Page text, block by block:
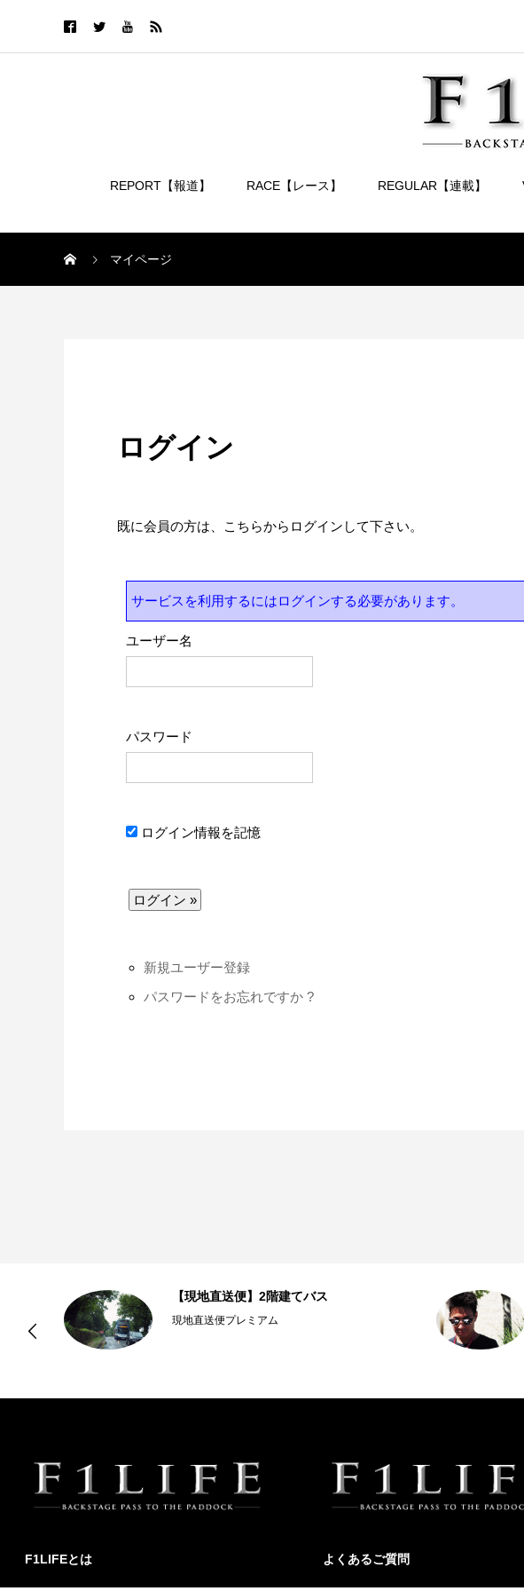
REPORT【報道】 RACE【レース】 REGULAR【連載】
マイページ
ログイン
既に会員の方は、こちらからログインして下さい。
サービスを利用するにはログインする必要があります。
ユーザー名
パスワード
ログイン情報を記憶
新規ユーザー登録
パスワードをお忘れですか ?
【現地直送便】2階建てバス
現地直送便プレミアム
F1LIFEとは よくあるご質問